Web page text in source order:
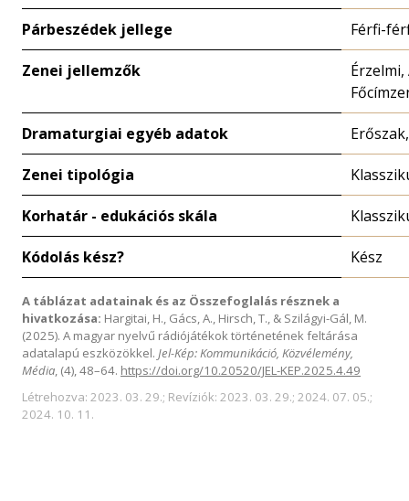
Párbeszédek jellege Férfi-
Zenei jellemzők
Dramaturgiai egyéb adatok
Zenei tipológia
Korhatár - edukációs skála
Kódolás kész? Kész
A táblázat adatainak és az Összefoglalás résznek a
hivatkozása: Hargitai, H., Gács, A., Hirsch, T., & Szilágyi-Gál, M.
(2025). A magyar nyelvű rádiójátékok történetének feltárása
adatalapú eszközökkel. Jel-Kép: Kommunikáció, Közvélemény,
Média, (4), 48–64. https://doi.org/10.20520/JEL-KEP.2025.4.49
Létrehozva: 2023. 03. 29.; Revíziók: 2023. 03. 29.; 2024. 07. 05.;
2024. 10. 11.